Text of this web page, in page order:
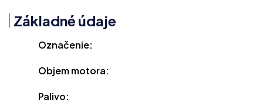
Základné údaje
Označenie:
Objem motora:
Palivo: